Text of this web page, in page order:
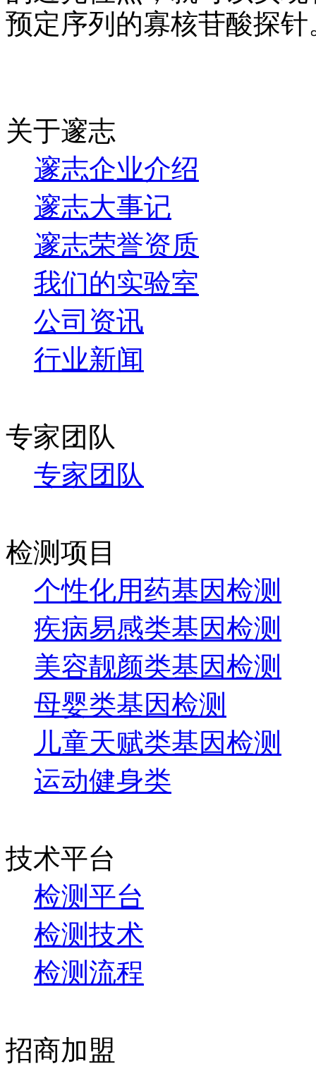
预定序列的寡核苷酸探针
关于邃志
邃志企业介绍
邃志大事记
邃志荣誉资质
我们的实验室
公司资讯
行业新闻
专家团队
专家团队
检测项目
个性化用药基因检测
疾病易感类基因检测
美容靓颜类基因检测
母婴类基因检测
儿童天赋类基因检测
运动健身类
技术平台
检测平台
检测技术
检测流程
招商加盟